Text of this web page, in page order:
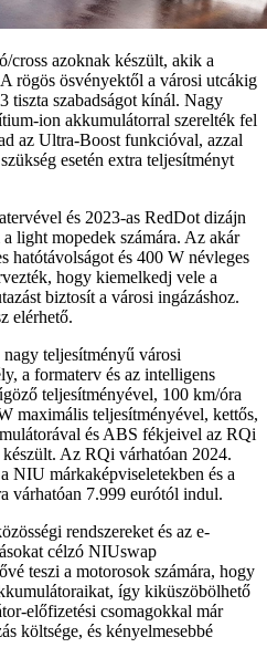
azoknak készült, akik a
rögös ösvényektől a városi utcákig
tiszta szabadságot kínál. Nagy
ion akkumulátorral szerelték fel
az Ultra-Boost funkcióval, azzal
esetén extra teljesítményt
és 2023-as RedDot dizájn
light mopedek számára. Az akár
hatótávolságot és 400 W névleges
hogy kiemelkedj vele a
biztosít a városi ingázáshoz.
elérhető.
teljesítményű városi
a formaterv és az intelligens
teljesítményével, 100 km/óra
maximális teljesítményével, kettős,
és ABS fékjeivel az RQi
Az RQi várhatóan 2024.
NIU márkaképviseletekben és a
várhatóan 7.999 eurótól indul.
rendszereket és az e-
célzó NIUswap
teszi a motorosok számára, hogy
így kiküszöbölhető
előfizetési csomagokkal már
költsége, és kényelmesebbé